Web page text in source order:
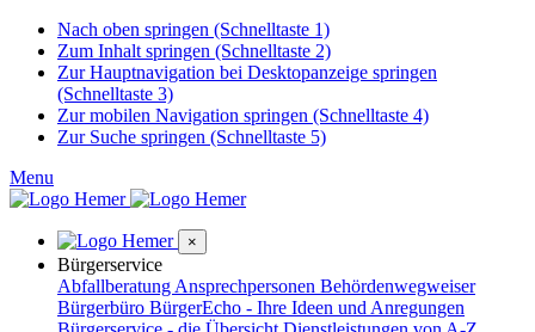
Nach oben springen (Schnelltaste 1)
Zum Inhalt springen (Schnelltaste 2)
Zur Hauptnavigation bei Desktopanzeige springen
(Schnelltaste 3)
Zur mobilen Navigation springen (Schnelltaste 4)
Zur Suche springen (Schnelltaste 5)
Menu
×
Bürgerservice
Abfallberatung Ansprechpersonen Behördenwegweiser
Bürgerbüro BürgerEcho - Ihre Ideen und Anregungen